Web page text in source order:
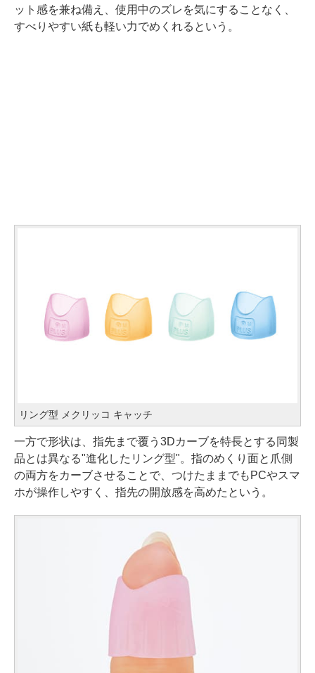
ット感を兼ね備え、使用中のズレを気にすることなく、
すべりやすい紙も軽い力でめくれるという。
リング型 メクリッコ キャッチ
一方で形状は、指先まで覆う3Dカーブを特長とする同製
品とは異なる"進化したリング型"。指のめくり面と爪側
の両方をカーブさせることで、つけたままでもPCやスマ
ホが操作しやすく、指先の開放感を高めたという。